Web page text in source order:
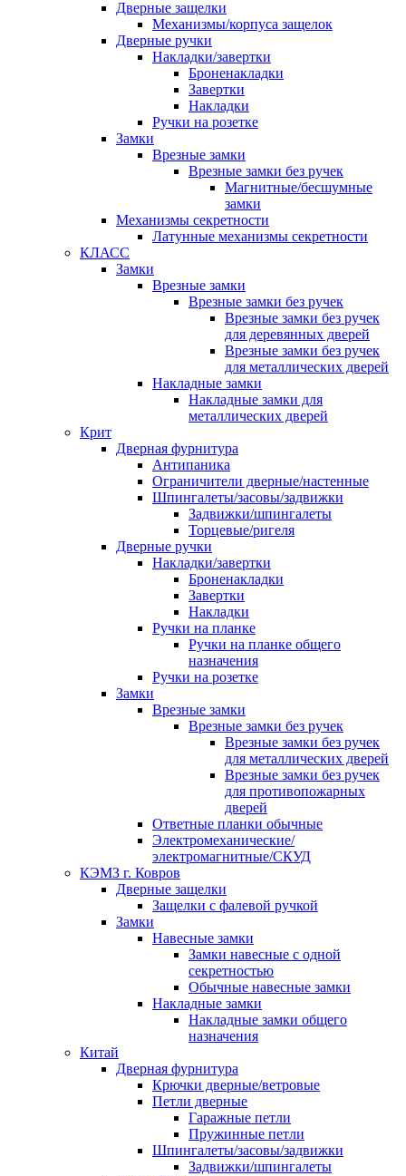
Дверные защелки
Механизмы/корпуса защелок
Дверные ручки
Накладки/завертки
Броненакладки
Завертки
Накладки
Ручки на розетке
Замки
Врезные замки
Врезные замки без ручек
Магнитные/бесшумные
замки
Механизмы секретности
Латунные механизмы секретности
КЛАСС
Замки
Врезные замки
Врезные замки без ручек
Врезные замки без ручек
для деревянных дверей
Врезные замки без ручек
для металлических дверей
Накладные замки
Накладные замки для
металлических дверей
Крит
Дверная фурнитура
Антипаника
Ограничители дверные/настенные
Шпингалеты/засовы/задвижки
Задвижки/шпингалеты
Торцевые/ригеля
Дверные ручки
Накладки/завертки
Броненакладки
Завертки
Накладки
Ручки на планке
Ручки на планке общего
назначения
Ручки на розетке
Замки
Врезные замки
Врезные замки без ручек
Врезные замки без ручек
для металлических дверей
Врезные замки без ручек
для противопожарных
дверей
Ответные планки обычные
Электромеханические/
электромагнитные/СКУД
КЭМЗ г. Ковров
Дверные защелки
Защелки с фалевой ручкой
Замки
Навесные замки
Замки навесные с одной
секретностью
Обычные навесные замки
Накладные замки
Накладные замки общего
назначения
Китай
Дверная фурнитура
Крючки дверные/ветровые
Петли дверные
Гаражные петли
Пружинные петли
Шпингалеты/засовы/задвижки
Задвижки/шпингалеты